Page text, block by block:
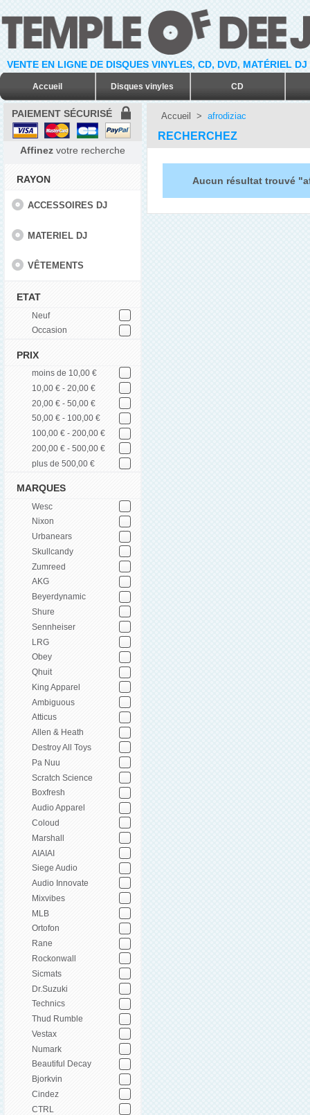
VENTE EN LIGNE DE DISQUES VINYLES, CD, DVD, MATÉRIEL
Accueil Disques vinyles CD
PAIEMENT SÉCURISÉ
Affinez votre recherche
RAYON
ACCESSOIRES DJ
MATERIEL DJ
VÊTEMENTS
ETAT
Neuf
Occasion
PRIX
moins de 10,00 €
10,00 € - 20,00 €
20,00 € - 50,00 €
50,00 € - 100,00 €
100,00 € - 200,00 €
200,00 € - 500,00 €
plus de 500,00 €
MARQUES
Wesc
Nixon
Urbanears
Skullcandy
Zumreed
AKG
Beyerdynamic
Shure
Sennheiser
LRG
Obey
Qhuit
King Apparel
Ambiguous
Atticus
Allen & Heath
Destroy All Toys
Pa Nuu
Scratch Science
Boxfresh
Audio Apparel
Coloud
Marshall
AIAIAI
Siege Audio
Audio Innovate
Mixvibes
MLB
Ortofon
Rane
Rockonwall
Sicmats
Dr.Suzuki
Technics
Thud Rumble
Vestax
Numark
Beautiful Decay
Bjorkvin
Cindez
CTRL
Accueil > afrodiziac
RECHERCHEZ
Aucun résultat trouvé